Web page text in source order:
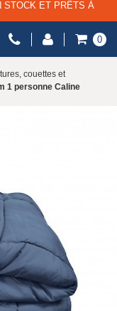
STOCK ET PRÊTS À
0
couettes et
1 personne Caline